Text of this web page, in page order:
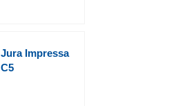
Jura Impressa
C5